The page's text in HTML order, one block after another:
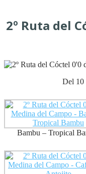
2º Ruta del
Del 10
Bambu – Tropical